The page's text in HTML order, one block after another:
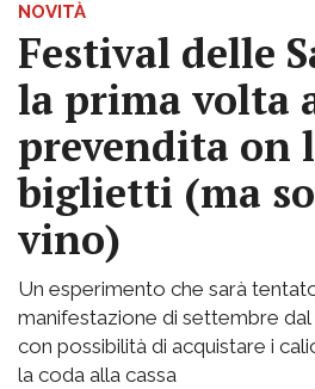
NOVITÀ
Festival delle
la prima volta
prevendita on
biglietti (ma
vino)
Un esperimento che sarà
manifestazione di settembre
con possibilità di acquistare i
la coda alla cassa